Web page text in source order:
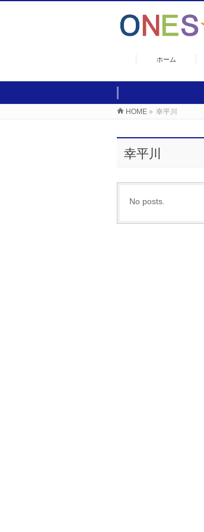
ホーム
HOME » 幸平川
幸平川
No posts.